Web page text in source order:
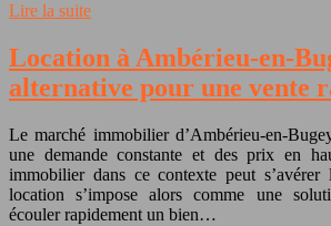
Lire la suite
Location à Ambérieu-en-
alternative pour une vente
Le marché immobilier d’Ambérieu-en-
une demande constante et des prix en
immobilier dans ce contexte peut
location s’impose alors comme une
écouler rapidement un bien…